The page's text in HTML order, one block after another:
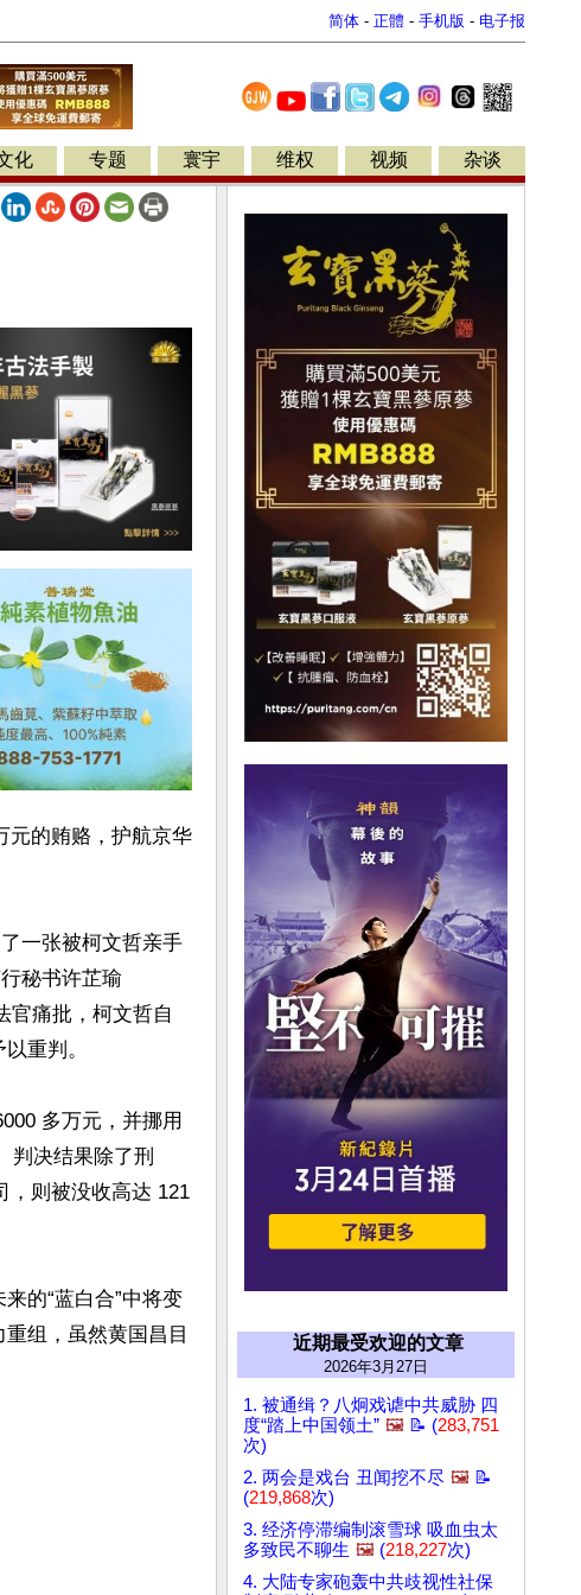
简体 - 正體 - 手机版 - 电子报
化 专题 寰宇 维权 视频 杂谈
元的贿赂，护航京华
一张被柯文哲亲手
秘书许芷瑜
官痛批，柯文哲自
重判。
多万元，并挪用
判决结果除了刑
，则被没收高达 121
的“蓝白合”中将变
组，虽然黄国昌目
近期最受欢迎的文章
2026年3月27日
1. 被通缉？八炯戏谑中共威胁 四
度“踏上中国领土” 🖼️ 📝 (283,751
次)
2. 两会是戏台 丑闻挖不尽 🖼️ 📝
(219,868次)
3. 经济停滞编制滚雪球 吸血虫太
多致民不聊生 🖼️ (218,227次)
4. 大陆专家砲轰中共歧视性社保